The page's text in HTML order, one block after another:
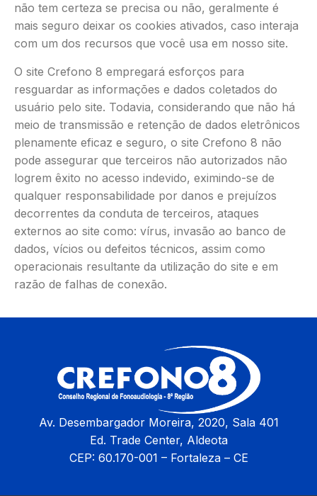
não tem certeza se precisa ou não, geralmente é
mais seguro deixar os cookies ativados, caso interaja
com um dos recursos que você usa em nosso site.
O site Crefono 8 empregará esforços para
resguardar as informações e dados coletados do
usuário pelo site. Todavia, considerando que não há
meio de transmissão e retenção de dados eletrônicos
plenamente eficaz e seguro, o site Crefono 8 não
pode assegurar que terceiros não autorizados não
logrem êxito no acesso indevido, eximindo-se de
qualquer responsabilidade por danos e prejuízos
decorrentes da conduta de terceiros, ataques
externos ao site como: vírus, invasão ao banco de
dados, vícios ou defeitos técnicos, assim como
operacionais resultante da utilização do site e em
razão de falhas de conexão.
Av. Desembargador Moreira, 2020, Sala 401
Ed. Trade Center, Aldeota
CEP: 60.170-001 – Fortaleza – CE